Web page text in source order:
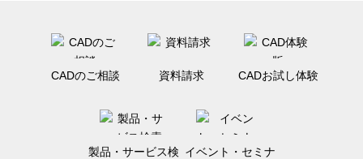
CADのご相談 資料請求 CADお試し体験
製品・サービス検 イベント・セミナ